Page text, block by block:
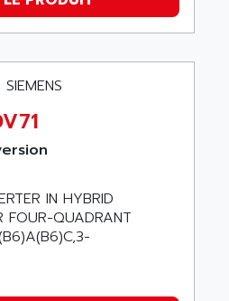
INC
IN HYBRID
FOUR-QUADRANT